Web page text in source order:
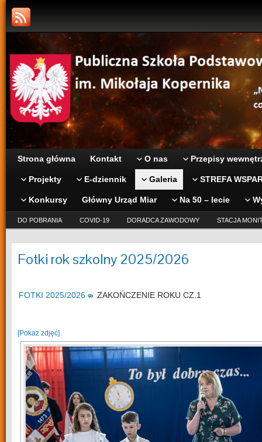
Strona główna Kontakt O nas Przepisy
Projekty E-dziennik Galeria STREFA
Konkursy Główny Urząd Miar Na 50 – lecie
DO POBRANIA COVID-19 DORADCA ZAWODOWY STACJA
Fotki rok szkolny 2025/2026
FOTKI 2025/2026 » ZAKOŃCZENIE ROKU CZ.1
[Pokaz zdjęć]